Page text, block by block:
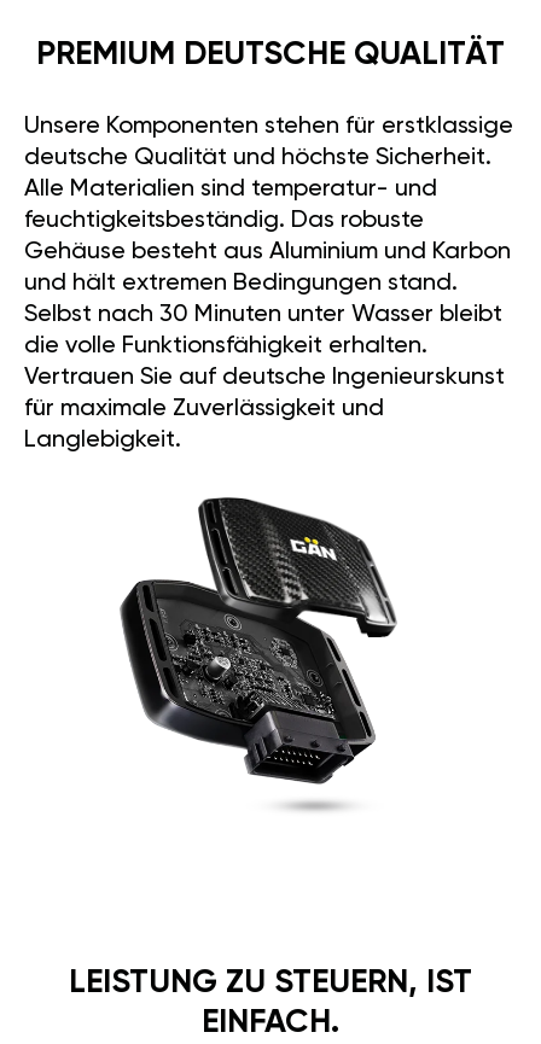
PREMIUM DEUTSCHE QUALITÄT
Unsere Komponenten stehen für erstklassige
deutsche Qualität und höchste Sicherheit.
Alle Materialien sind temperatur- und
feuchtigkeitsbeständig. Das robuste
Gehäuse besteht aus Aluminium und Karbon
und hält extremen Bedingungen stand.
Selbst nach 30 Minuten unter Wasser bleibt
die volle Funktionsfähigkeit erhalten.
Vertrauen Sie auf deutsche Ingenieurskunst
für maximale Zuverlässigkeit und
Langlebigkeit.
LEISTUNG ZU STEUERN, IST
EINFACH.